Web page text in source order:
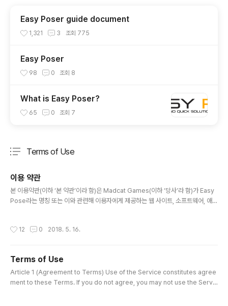
Easy Poser guide document
1,321 3 조회 775
Easy Poser
98 0 조회 8
What is Easy Poser?
65 0 조회 7
Terms of Use
이용 약관
본 이용약관(이하 ‘본 약관’이라 함)은 Madcat Games(이하 ‘당사’라 함)가 Easy
Pose라는 명칭 또는 이와 관련해 이용자에게 제공하는 웹 사이트, 소프트웨어, 애플
관의 규정에 따라 본 서비스를 이용합니다.이용자는 본 약관에 동의하지 않는 한 본
Madcat Games 이용약관이 적용됩니다.당사의 개인정보취급방침은 홈페이지(ht
tp://easyPose...
12 0 2018. 5. 16.
Terms of Use
Article 1 (Agreement to Terms) Use of the Service constitutes agree
ment to these Terms. If you do not agree, you may not use the Servic